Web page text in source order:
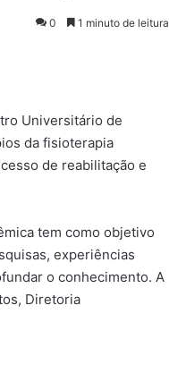
0 1 minuto de leitura
Universitário de
da fisioterapia
de reabilitação e
tem como objetivo
experiências
o conhecimento. A
Diretoria